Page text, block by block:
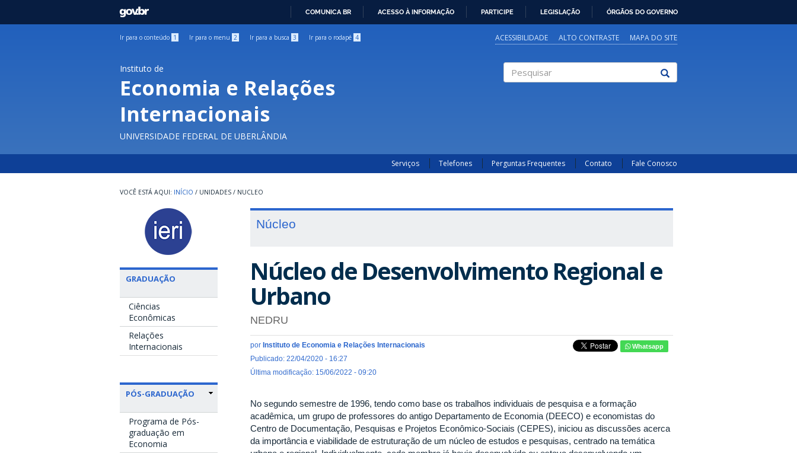
GOVBR
COMUNICA BR ACESSO À INFORMAÇÃO PARTICIPE LEGISLAÇÃO ÓRGÃOS DO GOVERNO
Ir para o conteúdo 1 Ir para o menu 2 Ir para a busca 3 Ir para o rodapé 4 ACESSIBILIDADE ALTO CONTRASTE MAPA DO SITE
Instituto de
Economia e Relações
Internacionais
UNIVERSIDADE FEDERAL DE UBERLÂNDIA
Serviços Telefones Perguntas Frequentes Contato Fale Conosco
INÍCIO / UNIDADES / NUCLEO
GRADUAÇÃO
Ciências
Econômicas
Relações
Internacionais
PÓS-GRADUAÇÃO
Programa de Pós-
graduação em
Economia
Núcleo
Núcleo de Desenvolvimento Regional e
Urbano
NEDRU
por Instituto de Economia e Relações Internacionais
Publicado: 22/04/2020 - 16:27
Última modificação: 15/06/2022 - 09:20
Whatsapp
No segundo semestre de 1996, tendo como base os trabalhos individuais de pesquisa e a formação
acadêmica, um grupo de professores do antigo Departamento de Economia (DEECO) e economistas do
Centro de Documentação, Pesquisas e Projetos Econômico-Sociais (CEPES), iniciou as discussões acerca
da importância e viabilidade de estruturação de um núcleo de estudos e pesquisas, centrado na temática